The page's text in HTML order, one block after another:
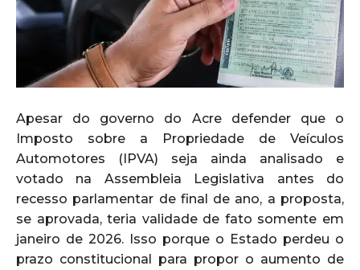
Apesar do governo do Acre defender que o
Imposto sobre a Propriedade de Veículos
Automotores (IPVA) seja ainda analisado e
votado na Assembleia Legislativa antes do
recesso parlamentar de final de ano, a proposta,
se aprovada, teria validade de fato somente em
janeiro de 2026. Isso porque o Estado perdeu o
prazo constitucional para propor o aumento de